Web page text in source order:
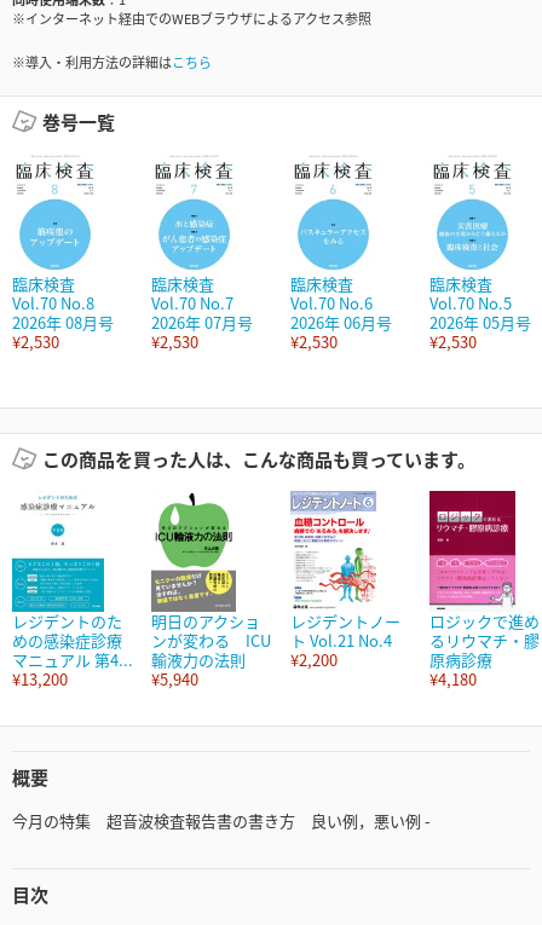
※インターネット経由でのWEBブラウザによるアクセス参照
※導入・利用方法の詳細はこちら
巻号一覧
臨床検査
Vol.70 No.8
2026年 08月号
¥2,530
臨床検査
Vol.70 No.7
2026年 07月号
¥2,530
臨床検査
Vol.70 No.6
2026年 06月号
¥2,530
臨床検査
Vol.70 No.5
2026年 05月号
¥2,530
この商品を買った人は、こんな商品も買っています。
レジデントのた
めの感染症診療
マニュアル 第4...
¥13,200
明日のアクショ
ンが変わる ICU
輸液力の法則
¥5,940
レジデントノー
ト Vol.21 No.4
¥2,200
ロジックで進め
るリウマチ・膠
原病診療
¥4,180
概要
今月の特集 超音波検査報告書の書き方 良い例，悪い例 -
目次